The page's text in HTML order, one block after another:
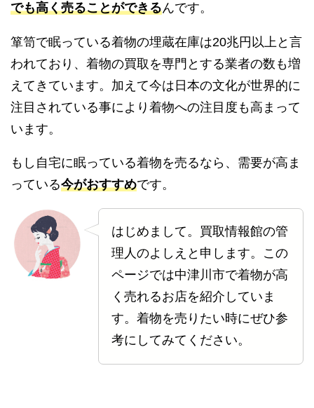
でも高く売ることができるんです。
箪笥で眠っている着物の埋蔵在庫は20兆円以上と言
われており、着物の買取を専門とする業者の数も増
えてきています。加えて今は日本の文化が世界的に
注目されている事により着物への注目度も高まって
います。
もし自宅に眠っている着物を売るなら、需要が高ま
っている今がおすすめです。
はじめまして。買取情報館の管
理人のよしえと申します。この
ページでは中津川市で着物が高
く売れるお店を紹介していま
す。着物を売りたい時にぜひ参
考にしてみてください。